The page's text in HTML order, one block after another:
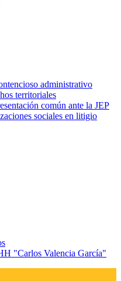
administrativo
territoriales
común ante la JEP
sociales en litigio
"Carlos Valencia García"